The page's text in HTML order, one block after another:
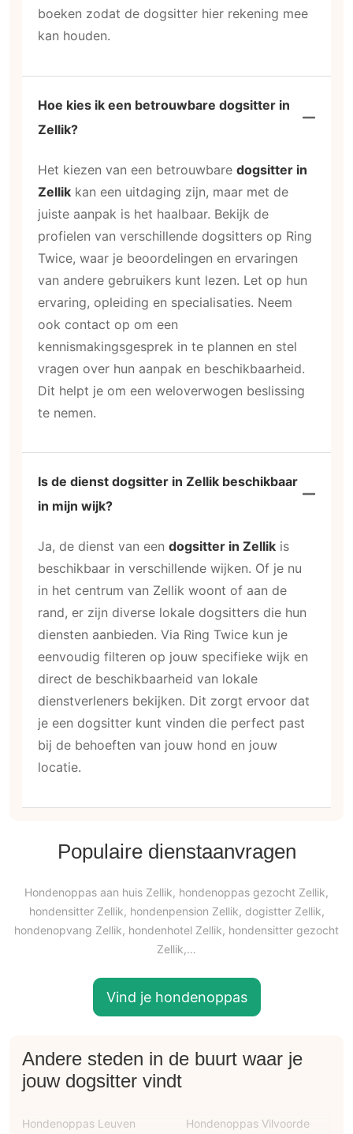
boeken zodat de dogsitter hier rekening mee
kan houden.
Hoe kies ik een betrouwbare dogsitter in
Zellik?
Het kiezen van een betrouwbare dogsitter in
Zellik kan een uitdaging zijn, maar met de
juiste aanpak is het haalbaar. Bekijk de
profielen van verschillende dogsitters op Ring
Twice, waar je beoordelingen en ervaringen
van andere gebruikers kunt lezen. Let op hun
ervaring, opleiding en specialisaties. Neem
ook contact op om een
kennismakingsgesprek in te plannen en stel
vragen over hun aanpak en beschikbaarheid.
Dit helpt je om een weloverwogen beslissing
te nemen.
Is de dienst dogsitter in Zellik beschikbaar
in mijn wijk?
Ja, de dienst van een dogsitter in Zellik is
beschikbaar in verschillende wijken. Of je nu
in het centrum van Zellik woont of aan de
rand, er zijn diverse lokale dogsitters die hun
diensten aanbieden. Via Ring Twice kun je
eenvoudig filteren op jouw specifieke wijk en
direct de beschikbaarheid van lokale
dienstverleners bekijken. Dit zorgt ervoor dat
je een dogsitter kunt vinden die perfect past
bij de behoeften van jouw hond en jouw
locatie.
Populaire dienstaanvragen
Hondenoppas aan huis Zellik, hondenoppas gezocht Zellik,
hondensitter Zellik, hondenpension Zellik, dogistter Zellik,
hondenopvang Zellik, hondenhotel Zellik, hondensitter gezocht
Zellik,…
Vind je hondenoppas
Andere steden in de buurt waar je
jouw dogsitter vindt
Hondenoppas Leuven
Hondenoppas Vilvoorde